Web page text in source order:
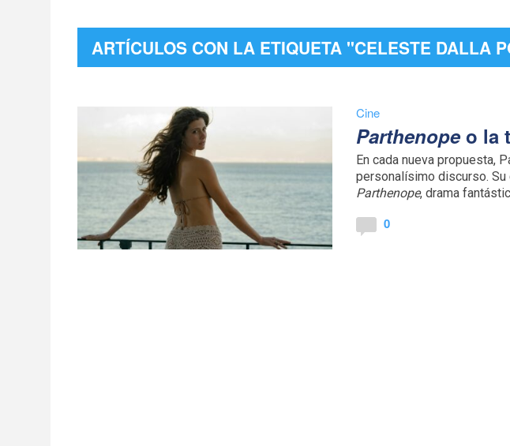
ARTÍCULOS CON LA ETIQUETA "CELESTE DALLA
Cine
Parthenopeo la
En cada nueva propuesta,
personalísimo discurso.
Parthenope, drama
0